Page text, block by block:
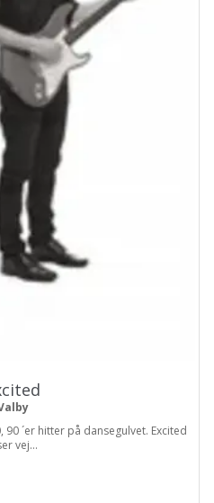
´er hitter på dansegulvet. Excited
vej...